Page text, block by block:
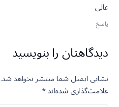
عالی
پاسخ
دیدگاهتان را بنویسید
نشانی ایمیل شما منتشر نخواهد شد.
علامت‌گذاری شده‌اند*